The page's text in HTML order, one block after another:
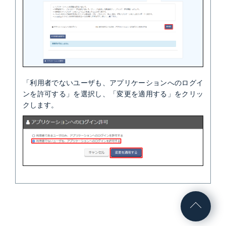
「利用者でないユーザも、アプリケーションへのログイ
ンを許可する」を選択し、「変更を適用する」をクリッ
クします。